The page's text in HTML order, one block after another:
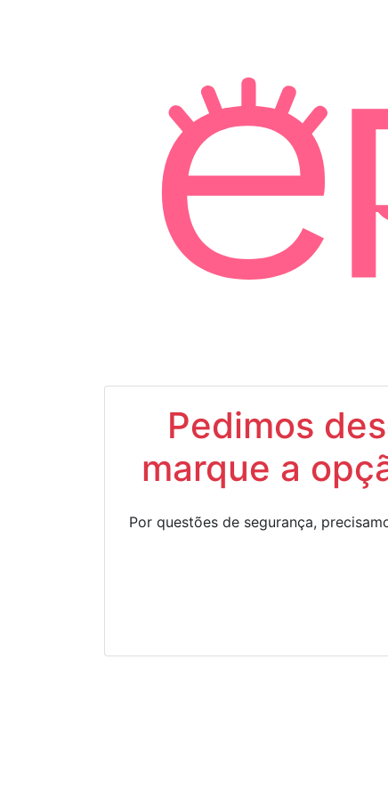
Pedimos
marque a
Por questões de segurança,